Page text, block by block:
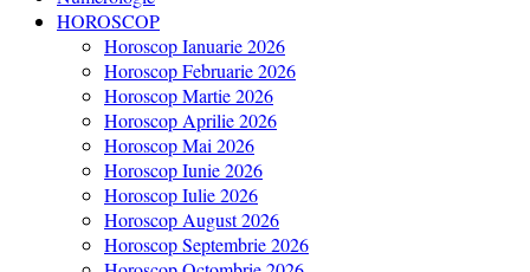
HOROSCOP
Horoscop Ianuarie 2026
Horoscop Februarie 2026
Horoscop Martie 2026
Horoscop Aprilie 2026
Horoscop Mai 2026
Horoscop Iunie 2026
Horoscop Iulie 2026
Horoscop August 2026
Horoscop Septembrie 2026